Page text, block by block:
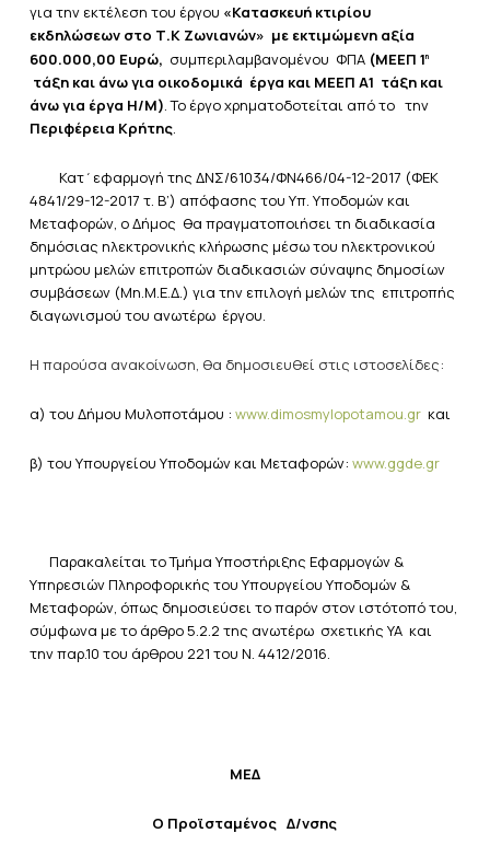
για την εκτέλεση του έργου «Κατασκευή κτιρίου
εκδηλώσεων στο Τ.Κ Ζωνιανών» με εκτιμώμενη αξία
600.000,00 Ευρώ, συμπεριλαμβανομένου ΦΠΑ (ΜΕΕΠ 1η
τάξη και άνω για οικοδομικά έργα και ΜΕΕΠ Α1 τάξη και
άνω για έργα Η/Μ). Το έργο χρηματοδοτείται από το την
Περιφέρεια Κρήτης.
Κατ΄εφαρμογή της ΔΝΣ/61034/ΦΝ466/04-12-2017 (ΦΕΚ
4841/29-12-2017 τ. Β’) απόφασης του Υπ. Υποδομών και
Μεταφορών, ο Δήμος θα πραγματοποιήσει τη διαδικασία
δημόσιας ηλεκτρονικής κλήρωσης μέσω του ηλεκτρονικού
μητρώου μελών επιτροπών διαδικασιών σύναψης δημοσίων
συμβάσεων (Μη.Μ.Ε.Δ.) για την επιλογή μελών της επιτροπής
διαγωνισμού του ανωτέρω έργου.
Η παρούσα ανακοίνωση, θα δημοσιευθεί στις ιστοσελίδες:
α) του Δήμου Μυλοποτάμου : www.dimosmylopotamou.grκαι
β) του Υπουργείου Υποδομών και Μεταφορών: www.ggde.gr
Παρακαλείται το Τμήμα Υποστήριξης Εφαρμογών &
Υπηρεσιών Πληροφορικής του Υπουργείου Υποδομών &
Μεταφορών, όπως δημοσιεύσει το παρόν στον ιστότοπό του,
σύμφωνα με το άρθρο 5.2.2 της ανωτέρω σχετικής ΥΑ και
την παρ.10 του άρθρου 221 του Ν. 4412/2016.
ΜΕΔ
Ο Προϊσταμένος Δ/νσης